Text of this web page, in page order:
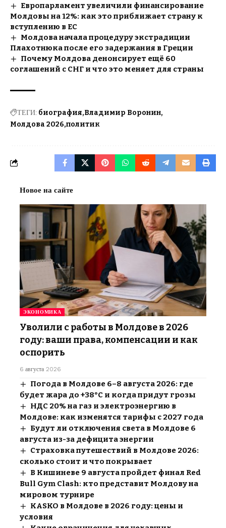
Европарламент увеличили финансирование
Молдовы на 12%: как это приближает страну к
вступлению в ЕС
Молдова начала процедуру экстрадиции
Плахотнюка после его задержания в Греции
Почему Молдова денонсирует ещё 60
соглашений с СНГ и что это меняет для страны
ТЕГИ: биография Владимир Воронин
Молдова 2026 политик
Новое на сайте
ЭКОНОМИКА
Уволили с работы в Молдове в 2026
году: ваши права, компенсации и как
оспорить
6 августа 2026
Погода в Молдове 6–8 августа 2026: где
будет жара до +38°C и когда придут грозы
НДС 20% на газ и электроэнергию в
Молдове: как изменятся тарифы с 2027 года
Будут ли отключения света в Молдове 6
августа из-за дефицита энергии
Страховка путешествий в Молдове 2026:
сколько стоит и что покрывает
В Кишиневе 9 августа пройдет финал Red
Bull Gym Clash: кто представит Молдову на
мировом турнире
KASKO в Молдове в 2026 году: цены и
условия